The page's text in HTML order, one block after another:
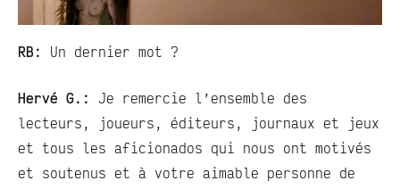
RB: Un dernier mot ?
Hervé G.: Je remercie l’ensemble des
lecteurs, joueurs, éditeurs, journaux et jeux
et tous les aficionados qui nous ont motivés
et soutenus et à votre aimable personne de